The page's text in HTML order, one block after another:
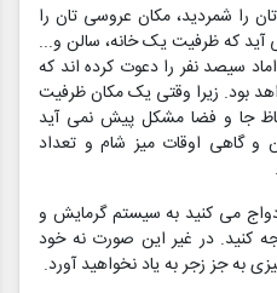
را شمردید، مکان عروسی تان را
آید که ظرفیت یک خانه، سالن و...
سیصد نفر را دعوت کرده اند که
بود. زیرا وقتی یک مکان ظرفیت
جا و فضا مشکل پیش نمی آید
و گاهی اوقات میز شام و تعداد
می کنید به سیستم گرمایش و
کنید. در غیر این صورت نه خود
به جز زجر به یاد نخواهید آورد.